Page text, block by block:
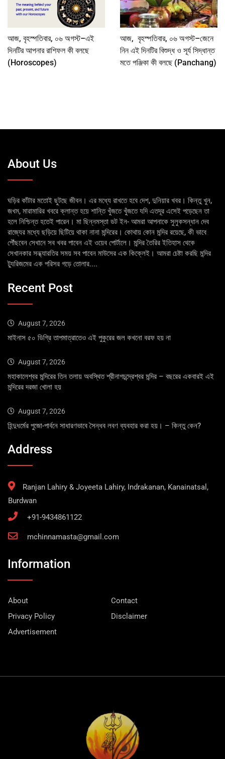
আজ, বৃহস্পতিবার, ০৬ অগস্ট–এই
দিনটির আপনার রাশিফল কী বলছে
(Horoscopes)
আজ, বৃহস্পতিবার, ০৬ অগস্ট–জেনে
নিন এই দিনটির বিশুদ্ধ ও সূর্য সিদ্ধান্ত
মতে পঞ্জিকা কী বলছে (Panchang)
About Us
ঘড়ির কাঁটার মতোই ছুটছে জীবন। এর মধ্যে রাখতে হবে দেশ, দুনিয়ার খবর। কিন্তু খুন,
জখম, মারামারির খবরে ক্লান্ত হয়ে শান্তি খুঁজতে খুঁজতে যদি এতদূর এসেই পড়েছেন তা
হলে নিশ্চিন্ত হতেই পারেন। মা ছিন্নমস্তা ডট ইন- আমরা আপনাকে সুলুকসন্ধান দেব
রাজ্যের মধ্যে ছড়িয়ে ছিটিয়ে থাকা নানা মন্দিরের। কোথায় কোন মন্দির রয়েছে, কী ভাবে
পৌঁছবেন সেখানে সব খবর পাবেন এই ওয়েব পোর্টালে। মন্দির তৈরির ইতিহাস থেকে
সেখানকার সন্ধ্যারতির সময় সব পাবেন মাউসের এক কিক্লেই। আমরা চেষ্টা করছি মন্দির
ট্যুরিজমের এক পরিসর গড়ে তোলার....
Recent Post
August 7, 2026
মাইনাস ৫০ ডিগ্রি তাপমাত্রাতেও এই পুকুরের জল কখনো বরফ হয় না
August 7, 2026
মহাকালেশ্বর মন্দিরের তিন তলায় অবস্থিত শ্রীনাগচন্দ্রেশ্বর মন্দির – বছরের একবারই এই
মন্দিরের দরজা খোলা হয়
August 7, 2026
হিন্দুধর্মের পুজো-পার্বনে সাধারণভাবে সৈন্ধব লবণ ব্যবহার করা হয়। – কিন্তু কেন?
Address
Ranjan Lahiry & Joyeeta Lahiry, Indrakanan, Kanainatsal,
Burdwan
+91-9434861122
mchinnamasta@gmail.com
Information
About
Contact
Privacy Policy
Disclaimer
Advertisement